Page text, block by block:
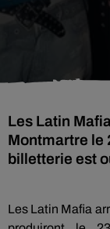
Les Latin
Montmartre le
billetterie est
Les Latin Mafia